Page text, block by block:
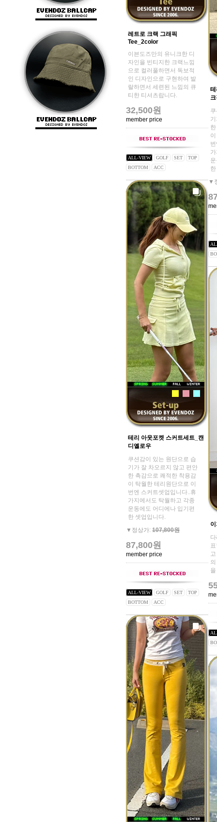
레트로 크랙 그래픽
Tee_2color
이븐도즈만의 유니크한 디
자인을 빈티지한 크랙느낌
으로 컬러풀하면서 독보적
인 디자인으로 구현하여 발
랄하면서 세련된 느낌의 큐
티한 티셔츠랍니다.
32,500원
member price
ALL-VIEW GOLF SET
TOP
BOTTOM
ACC
▼
테리 아웃포켓 스커트세트_캔
디옐로우
쿠션감이 있는 원단으로 습
기가 잘 차오르지 않고 편안
한 촉감으로 쾌적한 착용감
이 탁월한 테리원단으로 이
번엔 스커트셋업입니다..휴
가지에서도 탁월하고 각종
운동에도 어디에나 입기편
한 셋업입니다.
▼정상가: 107,800원
87,800원
member price
ALL-VIEW GOLF SET
TOP
BOTTOM
ACC